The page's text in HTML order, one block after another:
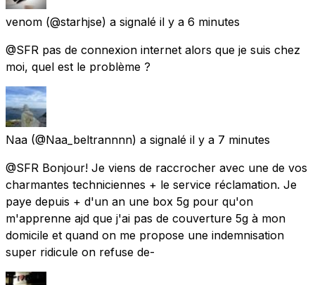
venom (@starhjse) a signalé il y a 6 minutes
@SFR pas de connexion internet alors que je suis chez
moi, quel est le problème ?
Naa (@Naa_beltrannnn) a signalé il y a 7 minutes
@SFR Bonjour! Je viens de raccrocher avec une de vos
charmantes techniciennes + le service réclamation. Je
paye depuis + d'un an une box 5g pour qu'on
m'apprenne ajd que j'ai pas de couverture 5g à mon
domicile et quand on me propose une indemnisation
super ridicule on refuse de-